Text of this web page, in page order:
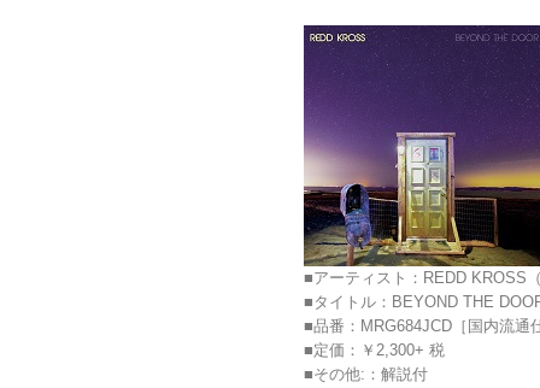
■アーティスト：REDD KROSS
■タイトル：BEYOND THE
■品番：MRG684JCD［国内流通
■定価：￥2,300+ 税
■その他:：解説付